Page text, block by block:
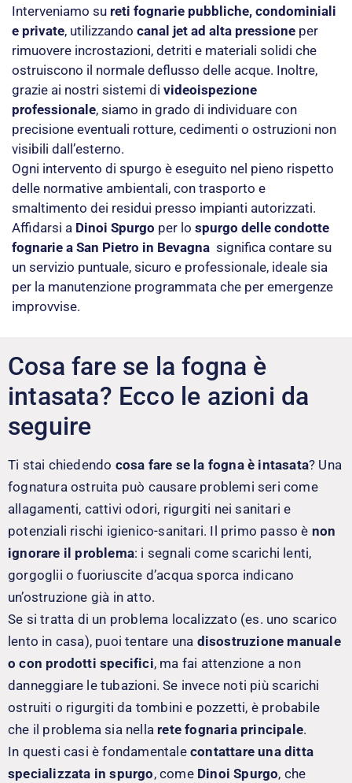
Interveniamo su reti fognarie pubbliche, condominiali
e private, utilizzando canal jet ad alta pressione per
rimuovere incrostazioni, detriti e materiali solidi che
ostruiscono il normale deflusso delle acque. Inoltre,
grazie ai nostri sistemi di videoispezione
professionale, siamo in grado di individuare con
precisione eventuali rotture, cedimenti o ostruzioni non
visibili dall’esterno.
Ogni intervento di spurgo è eseguito nel pieno rispetto
delle normative ambientali, con trasporto e
smaltimento dei residui presso impianti autorizzati.
Affidarsi a Dinoi Spurgo per lo spurgo delle condotte
fognarie a San Pietro in Bevagna significa contare su
un servizio puntuale, sicuro e professionale, ideale sia
per la manutenzione programmata che per emergenze
improvvise.
Cosa fare se la fogna è
intasata? Ecco le azioni da
seguire
Ti stai chiedendo cosa fare se la fogna è intasata? Una
fognatura ostruita può causare problemi seri come
allagamenti, cattivi odori, rigurgiti nei sanitari e
potenziali rischi igienico-sanitari. Il primo passo è non
ignorare il problema: i segnali come scarichi lenti,
gorgoglii o fuoriuscite d’acqua sporca indicano
un’ostruzione già in atto.
Se si tratta di un problema localizzato (es. uno scarico
lento in casa), puoi tentare una disostruzione manuale
o con prodotti specifici, ma fai attenzione a non
danneggiare le tubazioni. Se invece noti più scarichi
ostruiti o rigurgiti da tombini e pozzetti, è probabile
che il problema sia nella rete fognaria principale.
In questi casi è fondamentale contattare una ditta
specializzata in spurgo, come Dinoi Spurgo, che